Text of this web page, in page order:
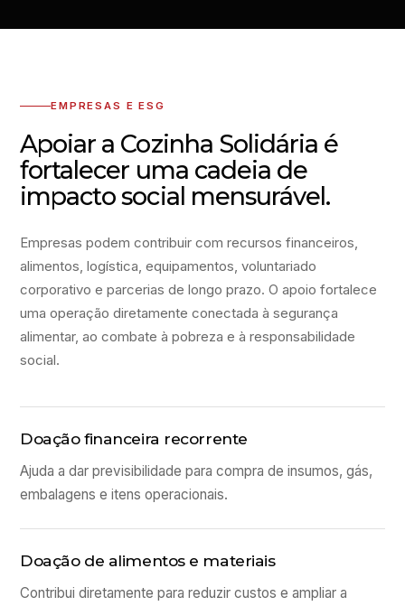
EMPRESAS E ESG
Apoiar a Cozinha Solidária é
fortalecer uma cadeia de
impacto social mensurável.
Empresas podem contribuir com recursos financeiros,
alimentos, logística, equipamentos, voluntariado
corporativo e parcerias de longo prazo. O apoio fortalece
uma operação diretamente conectada à segurança
alimentar, ao combate à pobreza e à responsabilidade
social.
Doação financeira recorrente
Ajuda a dar previsibilidade para compra de insumos, gás,
embalagens e itens operacionais.
Doação de alimentos e materiais
Contribui diretamente para reduzir custos e ampliar a